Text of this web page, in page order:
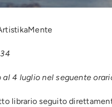
4 luglio nel seguente
librario seguito